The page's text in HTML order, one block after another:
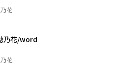
花
乃花/word
花